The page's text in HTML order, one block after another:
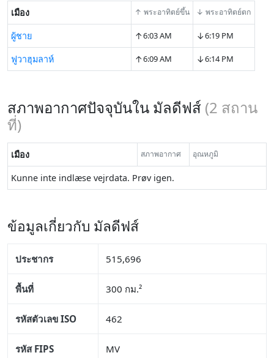
เมือง ↑ พระอาทิตย์ขึ้น ↓ พระอาทิตย์ตก
ผู้ชาย ↑6:03 AM ↓6:19 PM
ฟูวาฮุมลาห์ ↑6:09 AM ↓6:14 PM
สภาพอากาศปัจจุบันใน มัลดีฟส์ (2 สถาน
ที่)
เมือง สภาพอากาศ อุณหภูมิ
Kunne inte indlæse vejrdata. Prøv igen.
ข้อมูลเกี่ยวกับ มัลดีฟส์
ประชากร 515,696
พื้นที่ 300 กม.²
รหัสตัวเลข ISO 462
รหัส FIPS MV